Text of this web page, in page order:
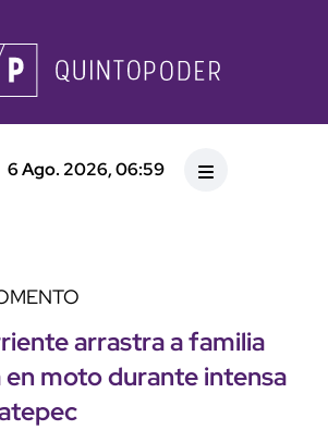
6 Ago. 2026, 06:59
arrastra a familia
en moto durante intensa